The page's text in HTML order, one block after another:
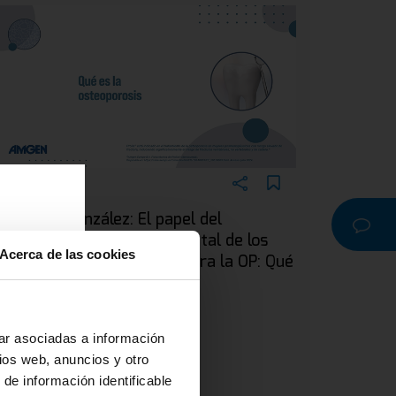
Acerca de las cookies
asociadas a información
web, anuncios y otro
información identificable
y
Silvia González: El papel del
en el manejo dental de los
en tratamiento para la OP: Qué
la osteoporosis